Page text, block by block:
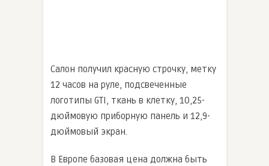
Салон получил красную строчку, метку
12 часов на руле, подсвеченные
логотипы GTI, ткань в клетку, 10,25-
дюймовую приборную панель и 12,9-
дюймовый экран.
В Европе базовая цена должна быть